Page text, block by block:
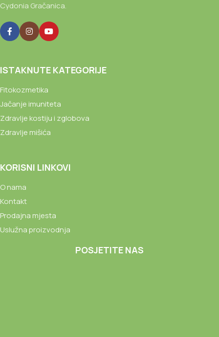
Cydonia Gračanica.
ISTAKNUTE KATEGORIJE
Fitokozmetika
Jačanje imuniteta
Zdravlje kostiju i zglobova
Zdravlje mišića
KORISNI LINKOVI
O nama
Kontakt
Prodajna mjesta
Uslužna proizvodnja
POSJETITE NAS